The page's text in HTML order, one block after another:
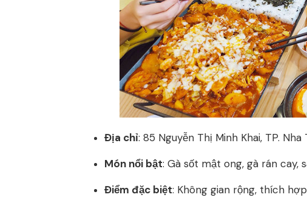
Địa chỉ: 85 Nguyễn Thị Minh Khai, TP. Nha
Món nổi bật: Gà sốt mật ong, gà rán cay,
Điểm đặc biệt: Không gian rộng, thích